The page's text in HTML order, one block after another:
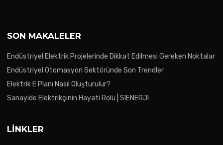
SON MAKALELER
Endüstriyel Elektrik Projelerinde Dikkat Edilmesi Gereken Noktalar
Endüstriyel Otomasyon Sektöründe Son Trendler
Elektrik E Planı Nasıl Oluşturulur?
Sanayide Elektrikçinin Hayati Rolü | SIENERJI
LINKLER